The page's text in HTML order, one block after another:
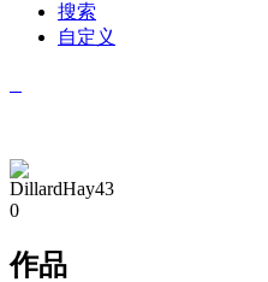
搜索
自定义
DillardHay43
0
作品